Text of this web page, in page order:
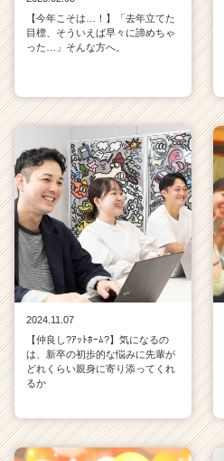
【今年こそは…！】「去年立てた
目標、そういえば早々に諦めちゃ
った…」そんな方へ。
2024.11.07
【仲良し?ｱｯﾄﾎｰﾑ?】気になるの
は、新卒の初歩的な悩みに先輩が
どれくらい親身に寄り添ってくれ
るか